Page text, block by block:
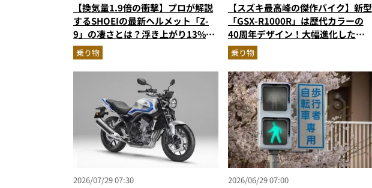
【換気量1.9倍の衝撃】プロが解説
するSHOEIの最新ヘルメット「Z-
9」の凄さとは？浮き上がり13%減
で高速ライドも超快適な傑作フルフ
ェイス
乗り物
【スズキ最高峰の傑作バイク】新型
「GSX-R1000R」は歴代カラーの
40周年デザイン！大幅進化した至
高のスーパースポーツを乗り物ライ
ターが解説
乗り物
2026/07/29 07:30 2026/06/29 07:00